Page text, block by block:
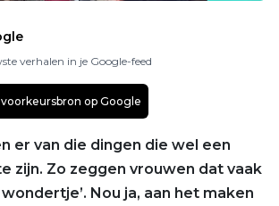
verhalen in je Google-feed
op Google
er van die dingen die wel een
zijn. Zo zeggen vrouwen dat vaak
Nou ja, aan het maken